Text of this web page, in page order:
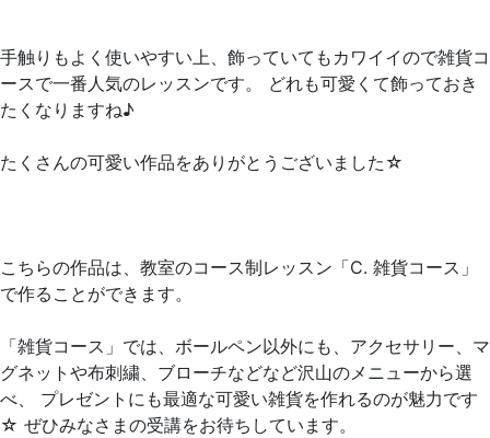
手触りもよく使いやすい上、飾っていてもカワイイので雑貨コ
ースで一番人気のレッスンです。 どれも可愛くて飾っておき
たくなりますね♪
たくさんの可愛い作品をありがとうございました☆
こちらの作品は、教室のコース制レッスン「C. 雑貨コース」
で作ることができます。
「雑貨コース」では、ボールペン以外にも、アクセサリー、マ
グネットや布刺繍、ブローチなどなど沢山のメニューから選
べ、 プレゼントにも最適な可愛い雑貨を作れるのが魅力です
☆ ぜひみなさまの受講をお待ちしています。